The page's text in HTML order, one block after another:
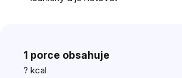
1 porce obsahuje
? kcal